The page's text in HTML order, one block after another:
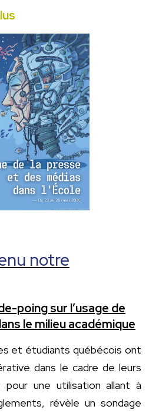
notre
poing sur l’usage de
le milieu académique
et étudiants québécois ont
dans le cadre de leurs
pour une utilisation allant à
révèle un sondage